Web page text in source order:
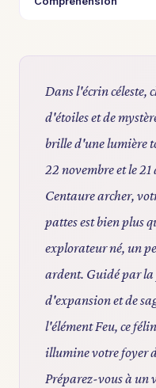
Dans l'écrin céleste,
d'étoiles et de
brille d'une lumière
22 novembre et le
Centaure archer,
pattes est bien plus
explorateur né, un
ardent. Guidé par la
d'expansion et de
l'élément Feu, ce
illumine votre foyer
Préparez-vous à un